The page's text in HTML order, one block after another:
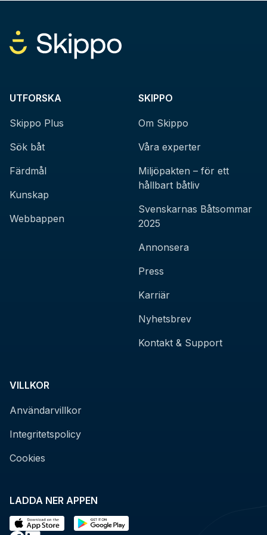
LADDA NER APPEN
UTFORSKA
Skippo Plus
Sök båt
Färdmål
Kunskap
Webbappen
SKIPPO
Om Skippo
Våra experter
Miljöpakten – för ett
hållbart båtliv
Svenskarnas Båtsommar
2025
Annonsera
Press
Karriär
Nyhetsbrev
Kontakt & Support
VILLKOR
Användarvillkor
Integritetspolicy
Cookies